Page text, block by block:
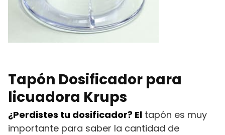
Tapón Dosificador para
licuadora Krups
¿Perdistes tu dosificador? El tapón es muy
importante para saber la cantidad de